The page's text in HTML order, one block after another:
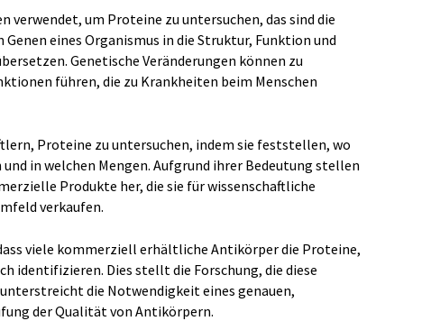
verwendet, um Proteine zu untersuchen, das sind die
eines Organismus in die Struktur, Funktion und
Genetische Veränderungen können zu
führen, die zu Krankheiten beim Menschen
Proteine zu untersuchen, indem sie feststellen, wo
in welchen Mengen. Aufgrund ihrer Bedeutung stellen
Produkte her, die sie für wissenschaftliche
verkaufen.
viele kommerziell erhältliche Antikörper die Proteine,
identifizieren. Dies stellt die Forschung, die diese
die Notwendigkeit eines genauen,
der Qualität von Antikörpern.